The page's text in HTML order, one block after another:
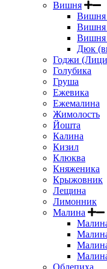
Вишня
Вишня
Вишня
Вишня
Дюк
Годжи
Голубика
Груша
Ежевика
Ежемалина
Жимолость
Йошта
Калина
Кизил
Клюква
Княженика
Крыжовник
Лещина
Лимонник
Малина
Облепиха